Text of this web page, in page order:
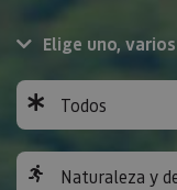
Elige uno,
Todos
Naturaleza y